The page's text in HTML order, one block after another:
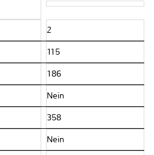
2
115
186
Nein
358
Nein